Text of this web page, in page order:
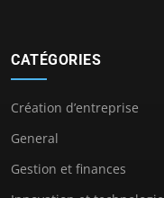
CATÉGORIES
Création d’entreprise
General
Gestion et finances